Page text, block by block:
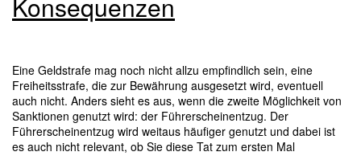
Konsequenzen
Eine Geldstrafe mag noch nicht allzu empfindlich sein, eine
Freiheitsstrafe, die zur Bewährung ausgesetzt wird, eventuell
auch nicht. Anders sieht es aus, wenn die zweite Möglichkeit von
Sanktionen genutzt wird: der Führerscheinentzug. Der
Führerscheinentzug wird weitaus häufiger genutzt und dabei ist
es auch nicht relevant, ob Sie diese Tat zum ersten Mal